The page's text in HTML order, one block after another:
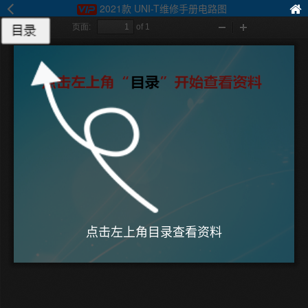
2021款 UNI-T维修手册电路图
目录
点击左上角目录查看资料